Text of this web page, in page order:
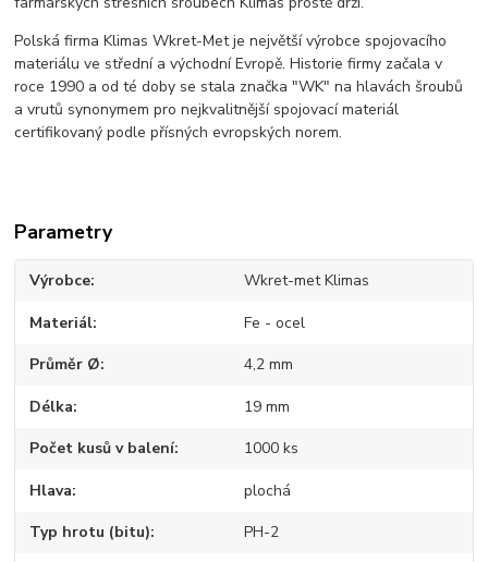
Polská firma Klimas Wkret-Met je největší výrobce spojovacího
materiálu ve střední a východní Evropě. Historie firmy začala v
roce 1990 a od té doby se stala značka "WK" na hlavách šroubů
a vrutů synonymem pro nejkvalitnější spojovací materiál
certifikovaný podle přísných evropských norem.
Parametry
Výrobce Wkret-met Klimas
Materiál Fe - ocel
Průměr Ø 4,2 mm
Délka 19 mm
Počet kusů v balení 1000 ks
Hlava plochá
Typ hrotu (bitu) PH-2